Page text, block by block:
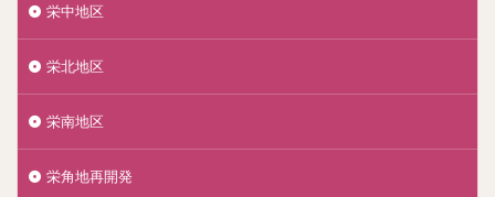
栄中地区
栄北地区
栄南地区
栄角地再開発